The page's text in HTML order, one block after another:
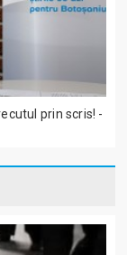
prin scris! -